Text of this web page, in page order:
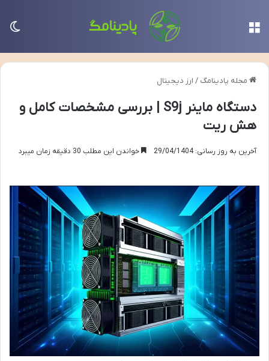
مجله پادینامگ / ارز دیجیتال
دستگاه ماینر S9j | بررسی مشخصات کامل و
هش ریت
آخرین به روز رسانی: 29/04/1404 خواندن این مطلب 30 دقیقه زمان میبرد